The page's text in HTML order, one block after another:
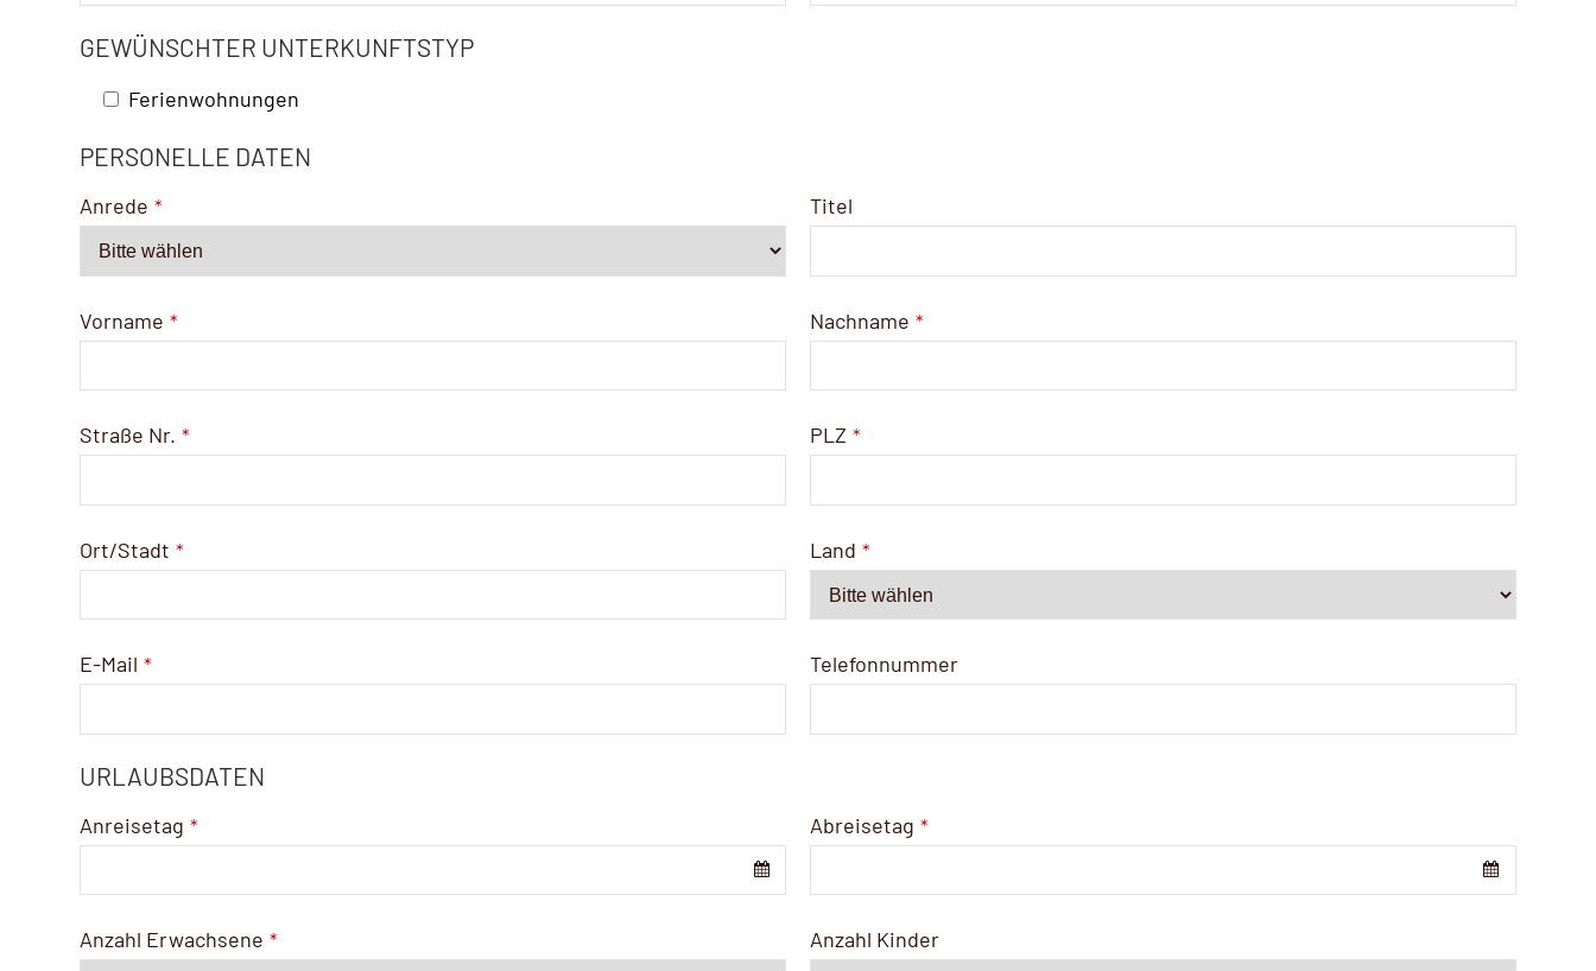
GEWÜNSCHTER UNTERKUNFTSTYP
Ferienwohnungen
PERSONELLE DATEN
Anrede * Titel
Vorname * Nachname *
Straße Nr. * PLZ *
Ort/Stadt * Land *
E-Mail * Telefonnummer
URLAUBSDATEN
Anreisetag * Abreisetag *
Anzahl Erwachsene * Anzahl Kinder